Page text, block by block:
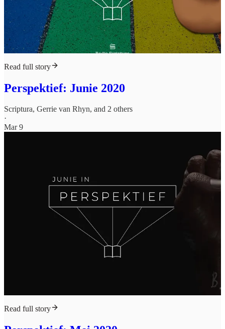
Read full story
Perspektief: Junie 2020
Scriptura, Gerrie van Rhyn, and 2 others
·
Mar 9
Read full story